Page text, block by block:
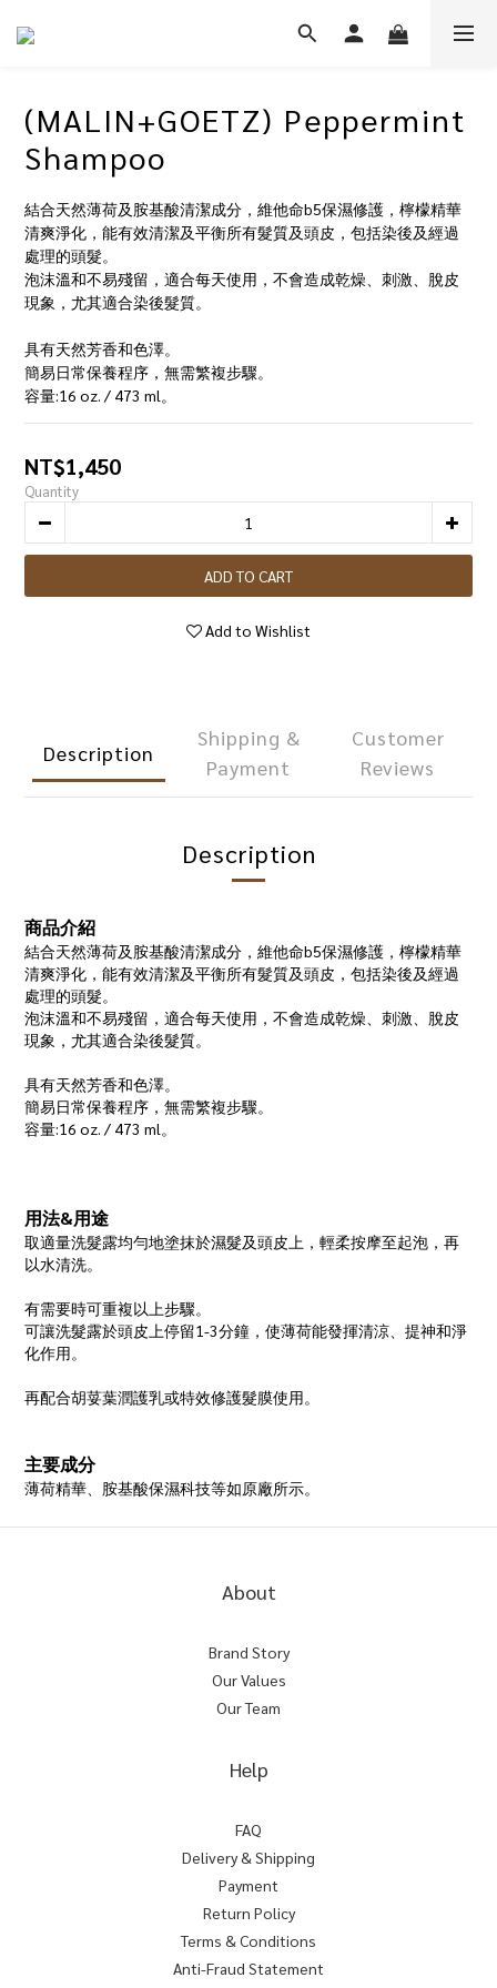
(MALIN+GOETZ) Peppermint
Shampoo
結合天然薄荷及胺基酸清潔成分，維他命b5保濕修護，檸檬精華
清爽淨化，能有效清潔及平衡所有髮質及頭皮，包括染後及經過
處理的頭髮。
泡沫溫和不易殘留，適合每天使用，不會造成乾燥、刺激、脫皮
現象，尤其適合染後髮質。
具有天然芳香和色澤。
簡易日常保養程序，無需繁複步驟。
容量:16 oz. / 473 ml。
NT$1,450
Quantity
ADD TO CART
Add to Wishlist
Description
Shipping &
Payment
Customer
Reviews
Description
商品介紹
結合天然薄荷及胺基酸清潔成分，維他命b5保濕修護，檸檬精華
清爽淨化，能有效清潔及平衡所有髮質及頭皮，包括染後及經過
處理的頭髮。
泡沫溫和不易殘留，適合每天使用，不會造成乾燥、刺激、脫皮
現象，尤其適合染後髮質。
具有天然芳香和色澤。
簡易日常保養程序，無需繁複步驟。
容量:16 oz. / 473 ml。
用法&用途
取適量洗髮露均勻地塗抹於濕髮及頭皮上，輕柔按摩至起泡，再
以水清洗。
有需要時可重複以上步驟。
可讓洗髮露於頭皮上停留1-3分鐘，使薄荷能發揮清涼、提神和淨
化作用。
再配合胡荽葉潤護乳或特效修護髮膜使用。
主要成分
薄荷精華、胺基酸保濕科技等如原廠所示。
About
Brand Story
Our Values
Our Team
Help
FAQ
Delivery & Shipping
Payment
Return Policy
Terms & Conditions
Anti-Fraud Statement